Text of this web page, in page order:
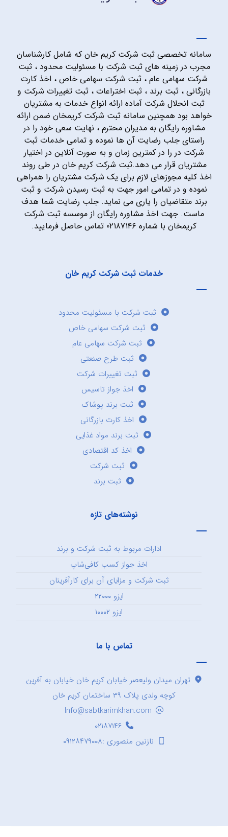
سامانه تخصصی ثبت شرکت کریم خان که شامل کارشناسان
مجرب در زمینه های ثبت شرکت با مسئولیت محدود ، ثبت
شرکت سهامی عام ، ثبت شرکت سهامی خاص ، اخذ کارت
بازرگانی ، ثبت برند ، ثبت اختراعات ، ثبت تغییرات شرکت و
ثبت انحلال شرکت آماده ارائه انواع خدمات به مشتریان
خواهد بود همچنین سامانه ثبت شرکت کریمخان ضمن ارائه
مشاوره رایگان به مدیران محترم ، نهایت سعی خود را در
راستای جلب رضایت آن ها نموده و تمامی خدمات ثبت
شرکت در را در کمترین زمان و به صورت آنلاین در اختیار
مشتریان قرار می دهد.ثبت شرکت کریم خان در طی روند
اخذ کلیه مجوزهای لازم برای یک شرکت مشتریان را همراهی
نموده و در تمامی امور جهت به ثبت رسیدن شرکت و ثبت
برند متقاضیان را یاری می نماید. جلب رضایت شما هدف
ماست. جهت اخذ مشاوره رایگان از موسسه ثبت شرکت
کریمخان با شماره ۰۲۱۸۷۱۴۶ تماس حاصل فرمایید.
خدمات ثبت شرکت کریم خان
ثبت شرکت با مسئولیت محدود
ثبت شرکت سهامی خاص
ثبت شرکت سهامی عام
ثبت طرح صنعتی
ثبت تغییرات شرکت
اخذ جواز تاسیس
ثبت برند پوشاک
اخذ کارت بازرگانی
ثبت برند مواد غذایی
اخذ کد اقتصادی
ثبت شرکت
ثبت برند
نوشته‌های تازه
ادارات مربوط به ثبت شرکت و برند
اخذ جواز کسب کافی‌شاپ
ثبت شرکت و مزایای آن برای کارآفرینان
ایزو ۲۲۰۰۰
ایزو ۱۰۰۰۲
تماس با ما
تهران میدان ولیعصر خیابان کریم خان خیابان به آفرین
کوچه ولدی پلاک ۳۹ ساختمان کریم خان
Info@sabtkarimkhan.com
۰۲۱۸۷۱۴۶
نازنین منصوری :۰۹۱۲۸۴۷۹۰۰۸